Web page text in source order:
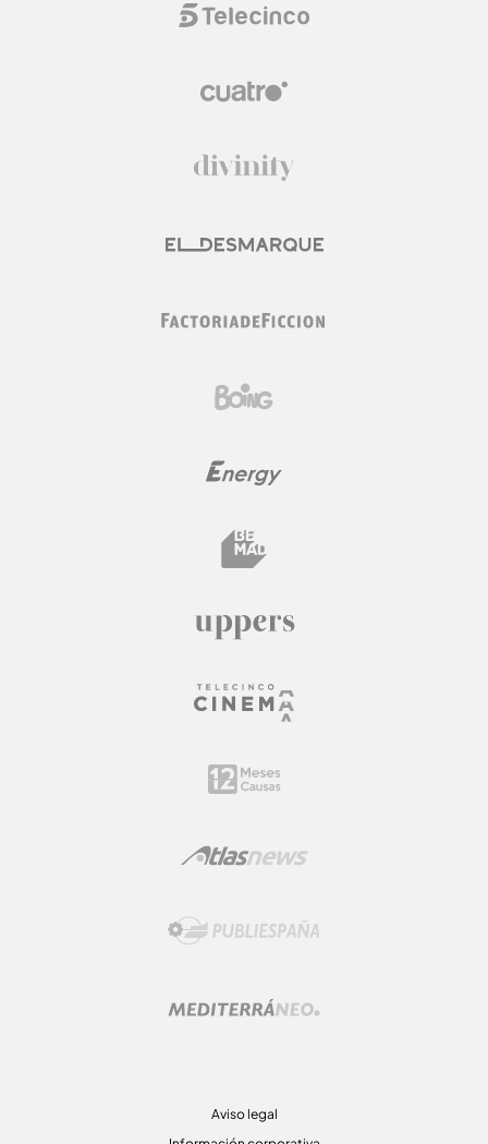
Aviso legal